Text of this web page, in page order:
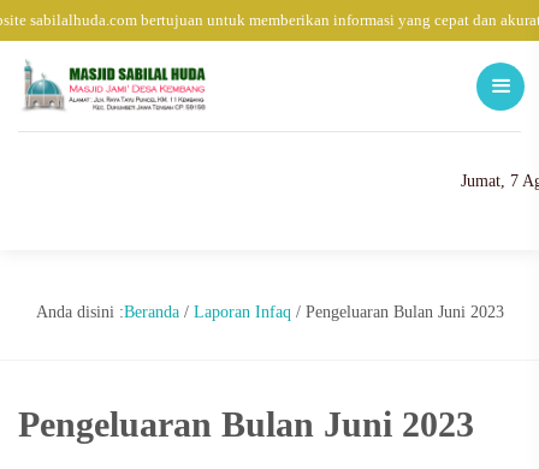
sabilalhuda.com bertujuan untuk memberikan informasi yang cepat dan
Jumat, 7
Anda disini :Beranda/ Laporan Infaq / Pengeluaran Bulan Juni 2023
Pengeluaran Bulan Juni 2023